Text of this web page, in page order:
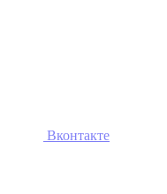
Вконтакте